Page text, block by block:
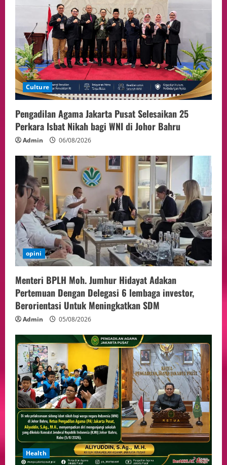
5
Politik
Presiden Prabowo dan PM Thailand
Sepakat Perkuat Stabilitas ketahan
ASEAN Melalui Penguatan Kerjasama
Kedua Negara.
04/08/2026
Culture
Pengadilan Agama Jakarta Pusat Selesaikan 25
Perkara Isbat Nikah bagi WNI di Johor Bahru
Admin 06/08/2026
opini
Menteri BPLH Moh. Jumhur Hidayat Adakan
Pertemuan Dengan Delegasi 6 lembaga investor,
Berorientasi Untuk Meningkatkan SDM
Admin 05/08/2026
Health